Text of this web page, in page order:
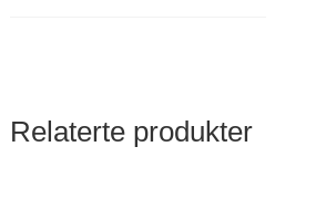
Relaterte produkter